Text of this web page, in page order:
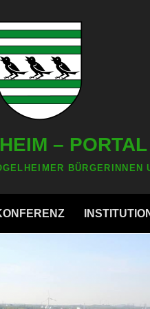
– PORTAL
BÜRGERINNEN